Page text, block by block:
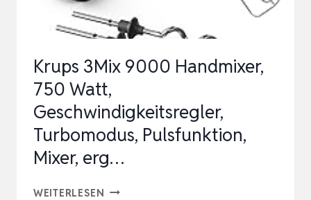
Krups 3Mix 9000 Handmixer,
750 Watt,
Geschwindigkeitsregler,
Turbomodus, Pulsfunktion,
Mixer, erg…
WEITERLESEN KRUPS